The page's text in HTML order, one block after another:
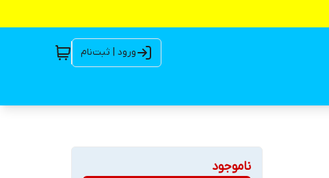
ورود | ثبت‌نام
ناموجود